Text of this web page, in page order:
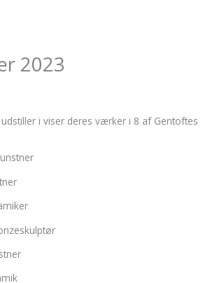
2023
i viser deres værker i 8 af Gentoftes